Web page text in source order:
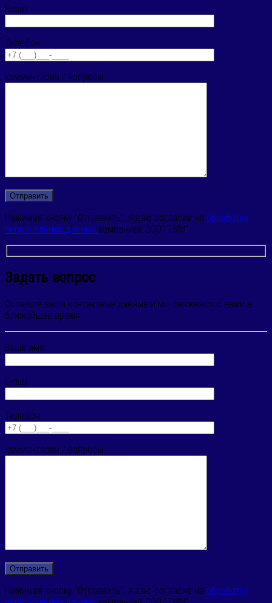
E-mail
Телефон
комментарии / вопросы
Нажимая кнопку "Отправить", я даю согласие на обработку
персональных данных компанией ООО "ТММ"
Задать вопрос
Оставьте ваши контактные данные и мы свяжемся с вами в
ближайшее время
Ваше имя
E-mail
Телефон
комментарии / вопросы
Нажимая кнопку "Отправить", я даю согласие на обработку